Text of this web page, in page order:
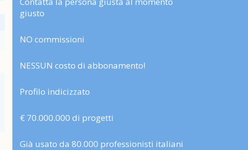
giusto
NO commissioni
NESSUN costo di abbonamento!
Profilo indicizzato
€ 70.000.000 di progetti
Già usato da 80.000 professionisti italiani